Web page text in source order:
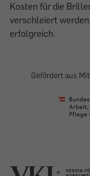
Kosten für die
verschleiert
erfolgreich.
Gefördert aus